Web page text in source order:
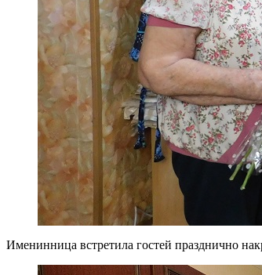
Именинница встретила гостей празднично